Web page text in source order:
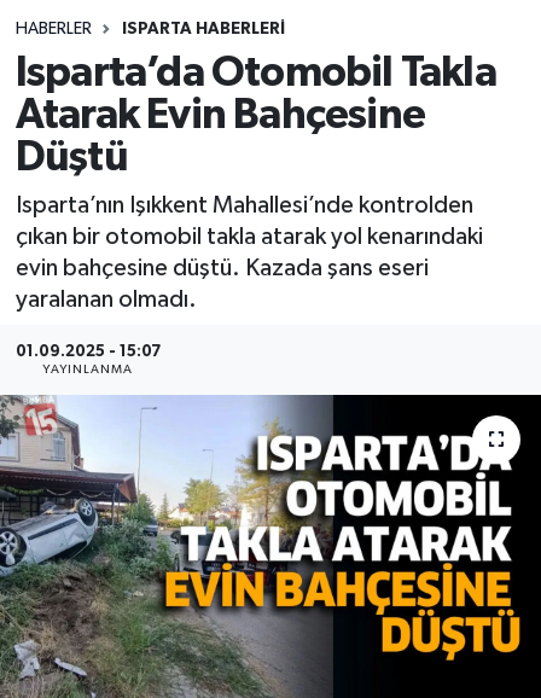
HABERLER ISPARTA HABERLERİ
Isparta’da Otomobil Takla
Atarak Evin Bahçesine
Düştü
Isparta’nın Işıkkent Mahallesi’nde kontrolden
çıkan bir otomobil takla atarak yol kenarındaki
evin bahçesine düştü. Kazada şans eseri
yaralanan olmadı.
01.09.2025 - 15:07
YAYINLANMA
Spor
Tebrik
Türkiye